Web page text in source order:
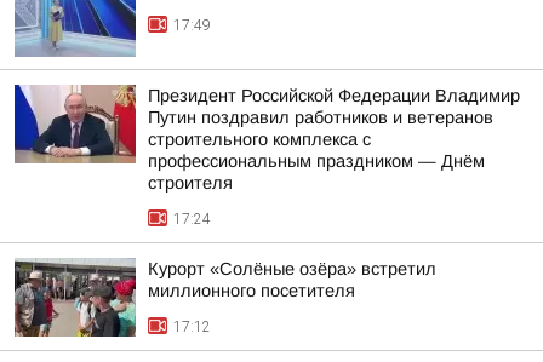
17:49
Президент Российской Федерации Владимир
Путин поздравил работников и ветеранов
строительного комплекса с
профессиональным праздником — Днём
строителя
17:24
Курорт «Солёные озёра» встретил
миллионного посетителя
17:12